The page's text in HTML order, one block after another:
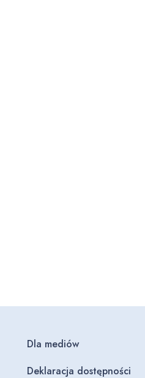
Dla mediów
Deklaracja dostępności